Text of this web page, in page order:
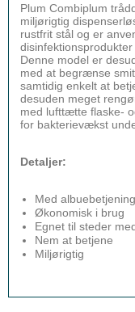
Plum Combiplum
miljørigtig
rustfrit stål og er
Denne model er
med at begrænse
samtidig enkelt at
desuden meget
med lufttætte flaske-
for bakterievækst
Detaljer:
Med albuebetjening
Økonomisk i brug
Egnet til steder
Nem at betjene
Miljørigtig